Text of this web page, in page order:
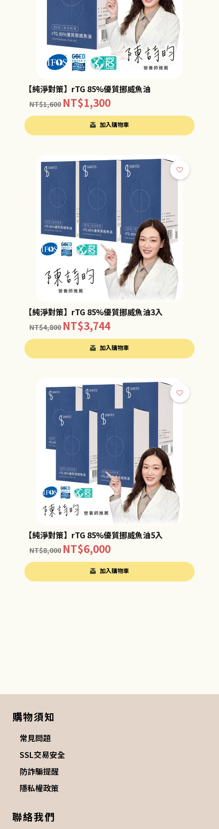
【純淨對策】rTG 85%優質挪威魚油
NT$1,600 NT$1,300
加入購物車
【純淨對策】rTG 85%優質挪威魚油3入
NT$4,800 NT$3,744
加入購物車
【純淨對策】rTG 85%優質挪威魚油5入
NT$8,000 NT$6,000
加入購物車
購物須知
常見問題
SSL交易安全
防詐騙提醒
隱私權政策
聯絡我們